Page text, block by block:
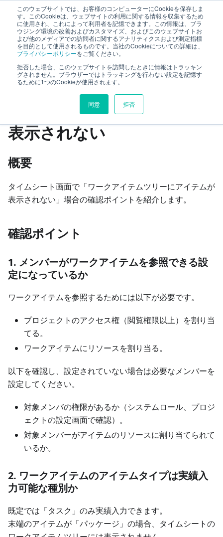
このウェブサイトでは、お客様のコンピューターにCookieを保存しま
す。このCookieは、ウェブサイトの利用に関する情報を収集するため
に使用され、これによって利用者を記憶できます。この情報は、ブラ
ウジング環境の改善およびカスタマイズ、およびこのウェブサイトお
よび他のメディアでの訪問者に関するアナリティクスおよび測定指標
を目的として使用されるものです。当社のCookieについての詳細は、
プライバシーポリシーをご覧ください。
拒否した場合、このウェブサイトを訪問したときに情報はトラッキン
グされません。ブラウザーではトラッキングを行わない設定を記憶す
るために1つのCookieが使用されます。
同意 拒否
TimeTracker RX ヘルプ
トラブルシューティング
タイムシート
このページの見出し
タイムシートにアイテムが
表示されない
概要
タイムシート画面で「ワークアイテムツリーにアイテムが
表示されない」場合の確認ポイントを紹介します。
確認ポイント
1. メンバーがワークアイテムを参照できる設
定になっているか
ワークアイテムを参照するためには以下が必要です。
プロジェクトのアクセス権（閲覧権限以上）を割り当
てる。
ワークアイテムにリソースを割り当る。
以下を確認し、設定されていない場合は必要なメンバーを
設定してください。
対象メンバの権限があるか（システムロール、プロジ
ェクトの設定画面で確認）。
対象メンバーがアイテムのリソースに割り当てられて
いるか。
2. ワークアイテムのアイテムタイプは実績入
力可能な種別か
既定では「タスク」のみ実績入力できます。
末端のアイテムが「パッケージ」の場合、タイムシートの